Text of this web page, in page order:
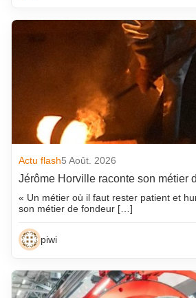
Actu flash5 Août. 2026
Jérôme Horville raconte son métier
« Un métier où il faut rester patient et
son métier de fondeur […]
piwi